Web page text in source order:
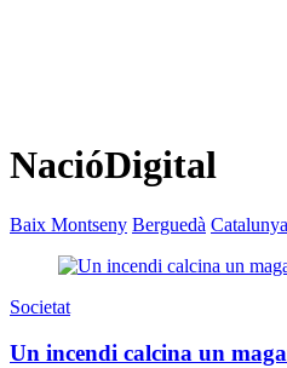
NacióDigital
Baix Montseny Berguedà
Societat
Un incendi calcina un